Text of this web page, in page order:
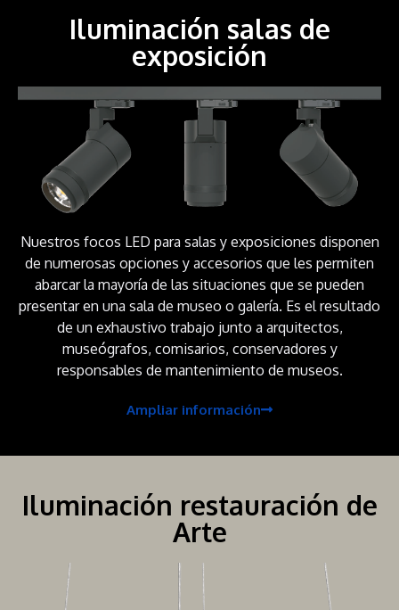
Iluminación salas de
exposición
Nuestros focos LED para salas y exposiciones disponen
de numerosas opciones y accesorios que les permiten
abarcar la mayoría de las situaciones que se pueden
presentar en una sala de museo o galería. Es el resultado
de un exhaustivo trabajo junto a arquitectos,
museógrafos, comisarios, conservadores y
responsables de mantenimiento de museos.
Ampliar información
Iluminación restauración de
Arte